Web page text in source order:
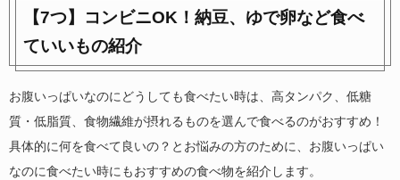
【7つ】コンビニOK！納豆、ゆで卵など食べ
ていいもの紹介
お腹いっぱいなのにどうしても食べたい時は、高タンパク、低糖
質・低脂質、食物繊維が摂れるものを選んで食べるのがおすすめ！
具体的に何を食べて良いの？とお悩みの方のために、お腹いっぱい
なのに食べたい時にもおすすめの食べ物を紹介します。